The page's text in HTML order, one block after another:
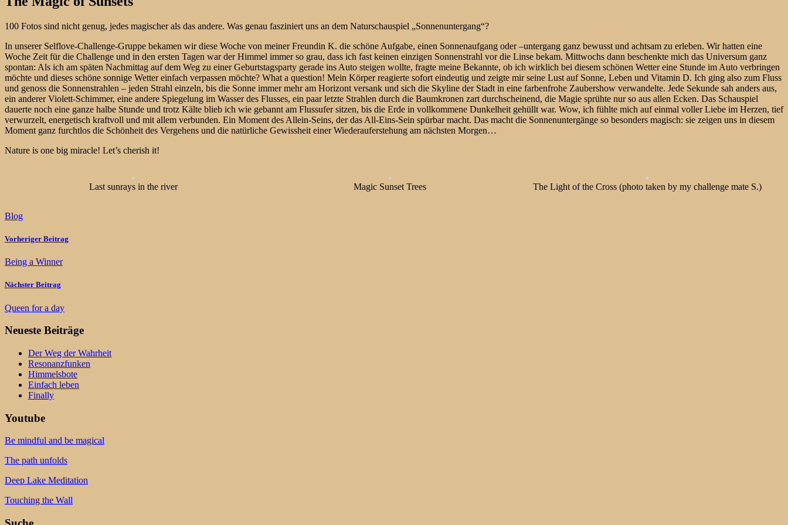
100 Fotos sind nicht genug, jedes magischer als das andere. Was genau fasziniert uns an dem Naturschauspiel „Sonnenuntergang“?
In unserer Selflove-Challenge-Gruppe bekamen wir diese Woche von meiner Freundin K. die schöne Aufgabe, einen Sonnenaufgang oder –untergang ganz bewusst und achtsam zu erleben. Wir hatten eine
Woche Zeit für die Challenge und in den ersten Tagen war der Himmel immer so grau, dass ich fast keinen einzigen Sonnenstrahl vor die Linse bekam. Mittwochs dann beschenkte mich das Universum ganz
spontan: Als ich am späten Nachmittag auf dem Weg zu einer Geburtstagsparty gerade ins Auto steigen wollte, fragte meine Bekannte, ob ich wirklich bei diesem schönen Wetter eine Stunde im Auto verbringen
möchte und dieses schöne sonnige Wetter einfach verpassen möchte? What a question! Mein Körper reagierte sofort eindeutig und zeigte mir seine Lust auf Sonne, Leben und Vitamin D. Ich ging also zum Fluss
und genoss die Sonnenstrahlen – jeden Strahl einzeln, bis die Sonne immer mehr am Horizont versank und sich die Skyline der Stadt in eine farbenfrohe Zaubershow verwandelte. Jede Sekunde sah anders aus,
ein anderer Violett-Schimmer, eine andere Spiegelung im Wasser des Flusses, ein paar letzte Strahlen durch die Baumkronen zart durchscheinend, die Magie sprühte nur so aus allen Ecken. Das Schauspiel
dauerte noch eine ganze halbe Stunde und trotz Kälte blieb ich wie gebannt am Flussufer sitzen, bis die Erde in vollkommene Dunkelheit gehüllt war. Wow, ich fühlte mich auf einmal voller Liebe im Herzen, tief
verwurzelt, energetisch kraftvoll und mit allem verbunden. Ein Moment des Allein-Seins, der das All-Eins-Sein spürbar macht. Das macht die Sonnenuntergänge so besonders magisch: sie zeigen uns in diesem
Moment ganz furchtlos die Schönheit des Vergehens und die natürliche Gewissheit einer Wiederauferstehung am nächsten Morgen…
Nature is one big miracle! Let’s cherish it!
Last sunrays in the river Magic Sunset Trees The Light of the Cross (photo taken by my challenge mate S.)
Blog
Vorheriger Beitrag
Being a Winner
Nächster Beitrag
Queen for a day
Neueste Beiträge
Der Weg der Wahrheit
Resonanzfunken
Himmelsbote
Einfach leben
Finally
Youtube
Be mindful and be magical
The path unfolds
Deep Lake Meditation
Touching the Wall